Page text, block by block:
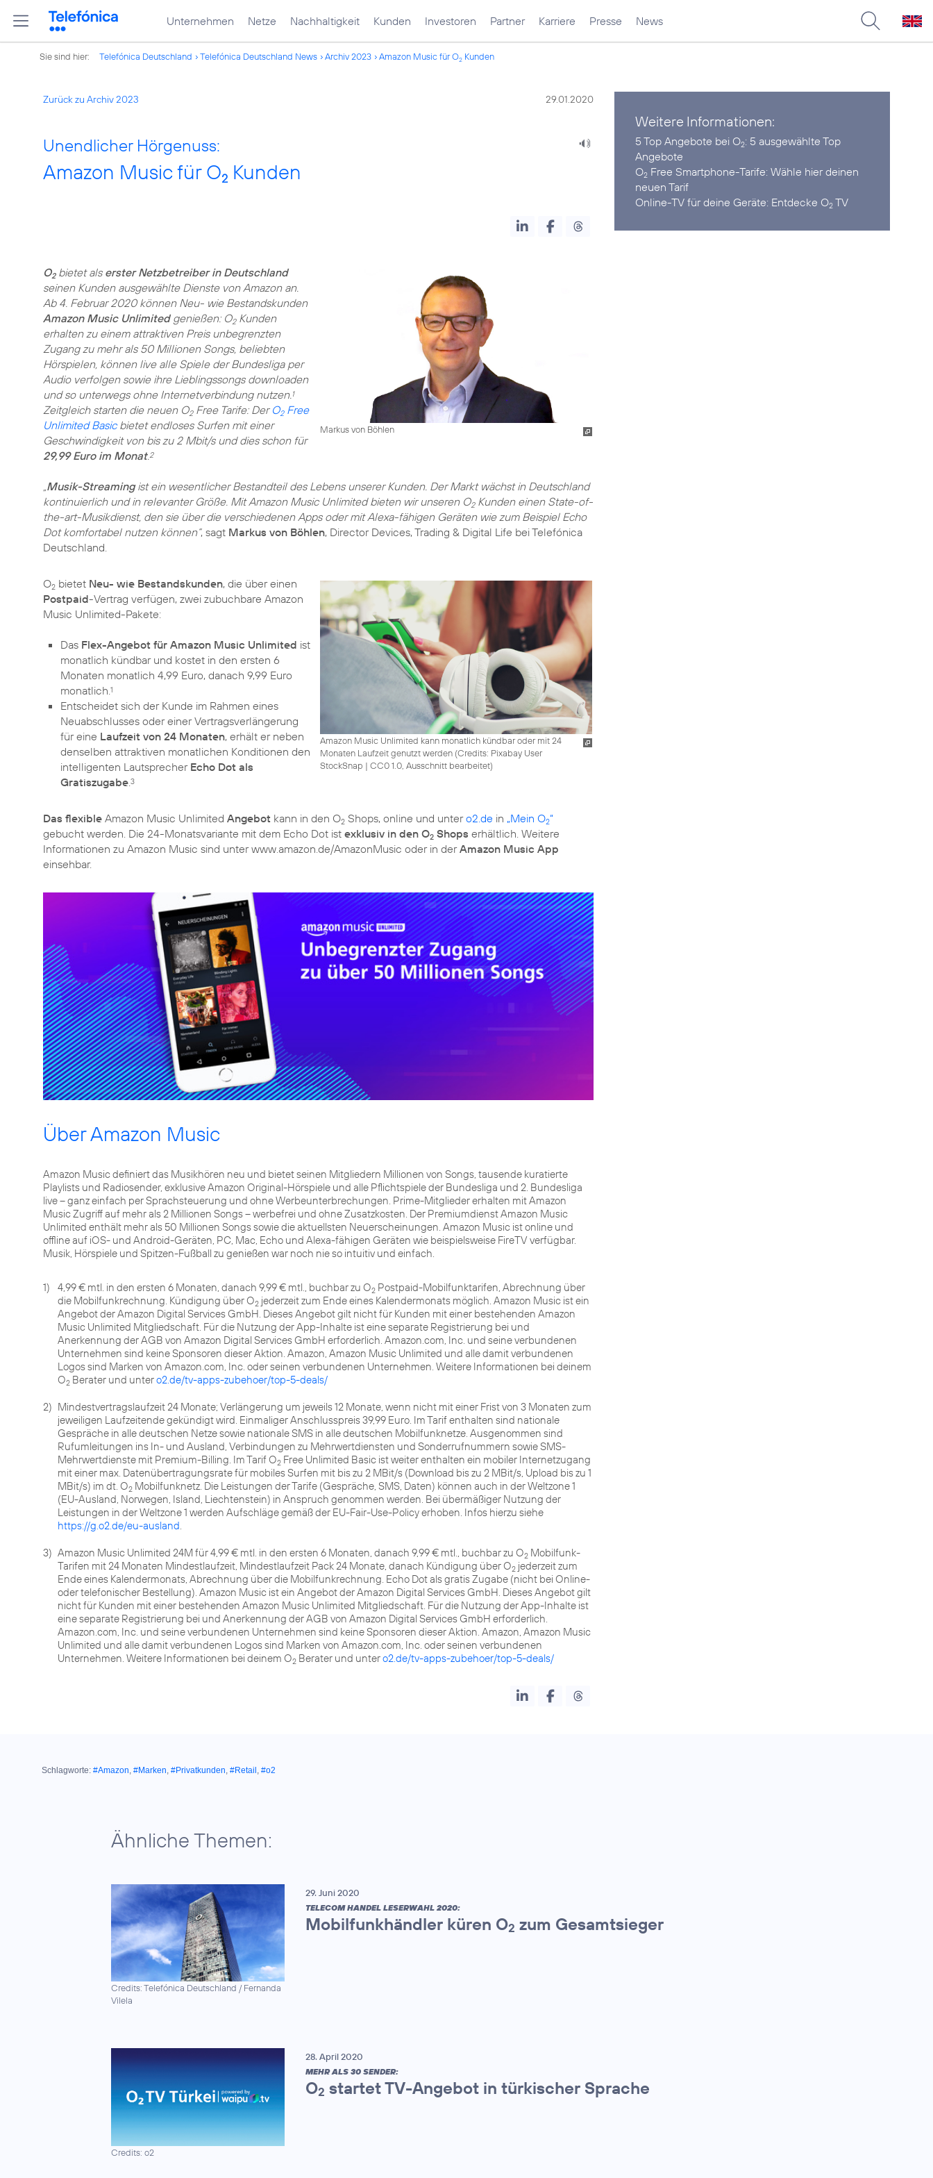
Unternehmen Netze Nachhaltigkeit Kunden Investoren Partner Karriere Presse News
Sie sind hier: Telefónica Deutschland Telefónica Deutschland News Archiv 2023 Amazon Music für O2 Kunden
Zurück zu Archiv 2023 29.01.2020
Unendlicher Hörgenuss:
Amazon Music für O2 Kunden
Markus von Böhlen
O2bietet als erster Netzbetreiber in Deutschland
seinen Kunden ausgewählte Dienste von Amazon an.
Ab 4. Februar 2020 können Neu- wie Bestandskunden
Amazon Music Unlimitedgenießen: O2Kunden
erhalten zu einem attraktiven Preis unbegrenzten
Zugang zu mehr als 50 Millionen Songs, beliebten
Hörspielen, können live alle Spiele der Bundesliga per
Audio verfolgen sowie ihre Lieblingssongs downloaden
und so unterwegs ohne Internetverbindung nutzen.1
Zeitgleich starten die neuen O2Free Tarife: Der O2Free
Unlimited Basicbietet endloses Surfen mit einer
Geschwindigkeit von bis zu 2 Mbit/s und dies schon für
29,99 Euro im Monat.2
„Musik-Streamingist ein wesentlicher Bestandteil des Lebens unserer Kunden. Der Markt wächst in Deutschland
kontinuierlich und in relevanter Größe. Mit Amazon Music Unlimited bieten wir unseren O2Kunden einen State-of-
the-art-Musikdienst, den sie über die verschiedenen Apps oder mit Alexa-fähigen Geräten wie zum Beispiel Echo
Dot komfortabel nutzen können“, sagt Markus von Böhlen, Director Devices, Trading & Digital Life bei Telefónica
Deutschland.
Amazon Music Unlimited kann monatlich kündbar oder mit 24
Monaten Laufzeit genutzt werden (Credits: Pixabay User
StockSnap | CC0 1.0, Ausschnitt bearbeitet)
O2 bietet Neu- wie Bestandskunden, die über einen
Postpaid-Vertrag verfügen, zwei zubuchbare Amazon
Music Unlimited-Pakete:
Das Flex-Angebot für Amazon Music Unlimited ist
monatlich kündbar und kostet in den ersten 6
Monaten monatlich 4,99 Euro, danach 9,99 Euro
monatlich.1
Entscheidet sich der Kunde im Rahmen eines
Neuabschlusses oder einer Vertragsverlängerung
für eine Laufzeit von 24 Monaten, erhält er neben
denselben attraktiven monatlichen Konditionen den
intelligenten Lautsprecher Echo Dot als
Gratiszugabe.3
Das flexible Amazon Music Unlimited Angebot kann in den O2 Shops, online und untero2.de in „Mein O2“
gebucht werden. Die 24-Monatsvariante mit dem Echo Dot ist exklusiv in den O2 Shops erhältlich. Weitere
Informationen zu Amazon Music sind unter www.amazon.de/AmazonMusic oder in derAmazon Music App
einsehbar.
Über Amazon Music
Amazon Music definiert das Musikhören neu und bietet seinen Mitgliedern Millionen von Songs, tausende kuratierte
Playlists und Radiosender, exklusive Amazon Original-Hörspiele und alle Pflichtspiele der Bundesliga und 2. Bundesliga
live – ganz einfach per Sprachsteuerung und ohne Werbeunterbrechungen. Prime-Mitglieder erhalten mit Amazon
Music Zugriff auf mehr als 2 Millionen Songs – werbefrei und ohne Zusatzkosten. Der Premiumdienst Amazon Music
Unlimited enthält mehr als 50 Millionen Songs sowie die aktuellsten Neuerscheinungen. Amazon Music ist online und
offline auf iOS- und Android-Geräten, PC, Mac, Echo und Alexa-fähigen Geräten wie beispielsweise FireTV verfügbar.
Musik, Hörspiele und Spitzen-Fußball zu genießen war noch nie so intuitiv und einfach.
1) 4,99 € mtl. in den ersten 6 Monaten, danach 9,99 € mtl., buchbar zu O2 Postpaid-Mobilfunktarifen, Abrechnung über
die Mobilfunkrechnung. Kündigung über O2 jederzeit zum Ende eines Kalendermonats möglich. Amazon Music ist ein
Angebot der Amazon Digital Services GmbH. Dieses Angebot gilt nicht für Kunden mit einer bestehenden Amazon
Music Unlimited Mitgliedschaft. Für die Nutzung der App-Inhalte ist eine separate Registrierung bei und
Anerkennung der AGB von Amazon Digital Services GmbH erforderlich. Amazon.com, Inc. und seine verbundenen
Unternehmen sind keine Sponsoren dieser Aktion. Amazon, Amazon Music Unlimited und alle damit verbundenen
Logos sind Marken von Amazon.com, Inc. oder seinen verbundenen Unternehmen. Weitere Informationen bei deinem
O2 Berater und untero2.de/tv-apps-zubehoer/top-5-deals/
2) Mindestvertragslaufzeit 24 Monate; Verlängerung um jeweils 12 Monate, wenn nicht mit einer Frist von 3 Monaten zum
jeweiligen Laufzeitende gekündigt wird. Einmaliger Anschlusspreis 39,99 Euro. Im Tarif enthalten sind nationale
Gespräche in alle deutschen Netze sowie nationale SMS in alle deutschen Mobilfunknetze. Ausgenommen sind
Rufumleitungen ins In- und Ausland, Verbindungen zu Mehrwertdiensten und Sonderrufnummern sowie SMS-
Mehrwertdienste mit Premium-Billing. Im Tarif O2 Free Unlimited Basic ist weiter enthalten ein mobiler Internetzugang
mit einer max. Datenübertragungsrate für mobiles Surfen mit bis zu 2 MBit/s (Download bis zu 2 MBit/s, Upload bis zu 1
MBit/s) im dt. O2 Mobilfunknetz. Die Leistungen der Tarife (Gespräche, SMS, Daten) können auch in der Weltzone 1
(EU-Ausland, Norwegen, Island, Liechtenstein) in Anspruch genommen werden. Bei übermäßiger Nutzung der
Leistungen in der Weltzone 1 werden Aufschläge gemäß der EU-Fair-Use-Policy erhoben. Infos hierzu siehe
https://g.o2.de/eu-ausland
3) Amazon Music Unlimited 24M für 4,99 € mtl. in den ersten 6 Monaten, danach 9,99 € mtl., buchbar zu O2 Mobilfunk-
Tarifen mit 24 Monaten Mindestlaufzeit, Mindestlaufzeit Pack 24 Monate, danach Kündigung über O2 jederzeit zum
Ende eines Kalendermonats, Abrechnung über die Mobilfunkrechnung. Echo Dot als gratis Zugabe (nicht bei Online-
oder telefonischer Bestellung). Amazon Music ist ein Angebot der Amazon Digital Services GmbH. Dieses Angebot gilt
nicht für Kunden mit einer bestehenden Amazon Music Unlimited Mitgliedschaft. Für die Nutzung der App-Inhalte ist
eine separate Registrierung bei und Anerkennung der AGB von Amazon Digital Services GmbH erforderlich.
Amazon.com, Inc. und seine verbundenen Unternehmen sind keine Sponsoren dieser Aktion. Amazon, Amazon Music
Unlimited und alle damit verbundenen Logos sind Marken von Amazon.com, Inc. oder seinen verbundenen
Unternehmen. Weitere Informationen bei deinem O2 Berater und untero2.de/tv-apps-zubehoer/top-5-deals/
Weitere Informationen:
5 Top Angebote bei O2: 5 ausgewählte Top
Angebote
O2 Free Smartphone-Tarife:Wähle hier deinen
neuen Tarif
Online-TV für deine Geräte: Entdecke O2 TV
Schlagworte: #Amazon #Marken #Privatkunden #Retail #o2
Ähnliche Themen:
Credits: Telefónica Deutschland / Fernanda
Vilela
29. Juni 2020
TELECOM HANDEL LESERWAHL 2020:
Mobilfunkhändler küren O2 zum Gesamtsieger
Credits: o2
28. April 2020
MEHR ALS 30 SENDER:
O2 startet TV-Angebot in türkischer Sprache